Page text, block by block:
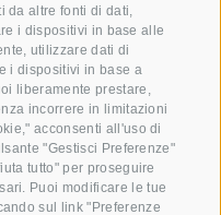
da altre fonti di dati,
i dispositivi in base alle
utilizzare dati di
i dispositivi in base a
liberamente prestare,
incorrere in limitazioni
acconsenti all'uso di
"Gestisci Preferenze"
tutto" per proseguire
Puoi modificare le tue
sul link "Preferenze